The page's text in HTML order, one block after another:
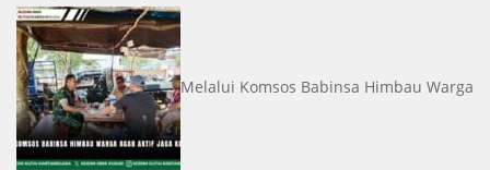
Melalui Komsos Babinsa Himbau Warga